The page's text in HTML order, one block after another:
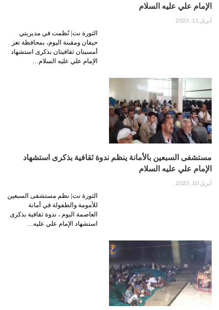
الإمام علي عليه السلام
أبريل 11, 2023
الثورة نت| نُظمت في مديريتي
حيفان ومقبنة اليوم، بمحافظة تعز
أمسيتان ثقافيتان بذكرى استشهاد
الإمام علي عليه السلام…
مستشفى السبعين بالأمانة ينظم ندوة ثقافية بذكرى استشهاد
الإمام علي عليه السلام
أبريل 10, 2023
الثورة نت| نظم مستشفى السبعين
للأمومة والطفولة في أمانة
العاصمة اليوم ، ندوة ثقافية بذكرى
استشهاد الإمام علي عليه…